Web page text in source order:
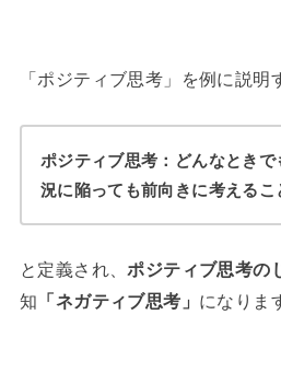
「ポジティブ思考」を例に説明
ポジティブ思考：どんなとき
況に陥っても前向きに考えるこ
と定義され、ポジティブ思考の
知 「ネガティブ思考」 になりま